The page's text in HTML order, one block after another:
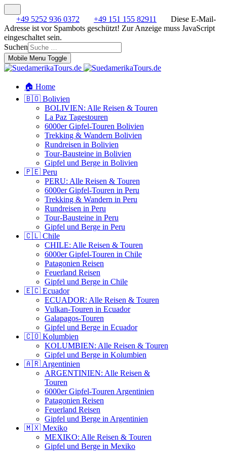
+49 5252 936 0372 +49 151 155 82911
Diese E-Mail-
Adresse ist vor Spambots geschützt! Zur Anzeige muss JavaScript
eingeschaltet sein.
Suchen
Mobile Menu Toggle
🏠 Home
🇧🇴 Bolivien
BOLIVIEN: Alle Reisen & Touren
La Paz Tagestouren
6000er Gipfel-Touren Bolivien
Trekking & Wandern Bolivien
Rundreisen in Bolivien
Tour-Bausteine in Bolivien
Gipfel und Berge in Bolivien
🇵🇪 Peru
PERU: Alle Reisen & Touren
6000er Gipfel-Touren in Peru
Trekking & Wandern in Peru
Rundreisen in Peru
Tour-Bausteine in Peru
Gipfel und Berge in Peru
🇨🇱 Chile
CHILE: Alle Reisen & Touren
6000er Gipfel-Touren in Chile
Patagonien Reisen
Feuerland Reisen
Gipfel und Berge in Chile
🇪🇨 Ecuador
ECUADOR: Alle Reisen & Touren
Vulkan-Touren in Ecuador
Galapagos-Touren
Gipfel und Berge in Ecuador
🇨🇴 Kolumbien
KOLUMBIEN: Alle Reisen & Touren
Gipfel und Berge in Kolumbien
🇦🇷 Argentinien
ARGENTINIEN: Alle Reisen &
Touren
6000er Gipfel-Touren Argentinien
Patagonien Reisen
Feuerland Reisen
Gipfel und Berge in Argentinien
🇲🇽 Mexiko
MEXIKO: Alle Reisen & Touren
Gipfel und Berge in Mexiko